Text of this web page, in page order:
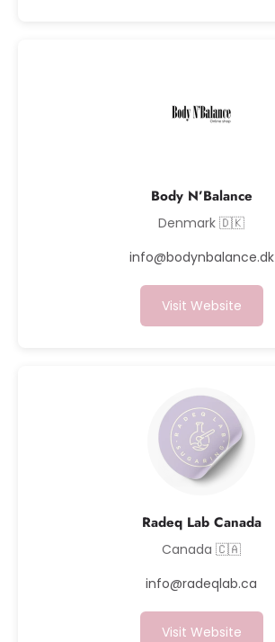
Body N’Balance
Denmark 🇩🇰
info@bodynbalance.dk
Visit Website
Radeq Lab Canada
Canada 🇨🇦
info@radeqlab.ca
Visit Website